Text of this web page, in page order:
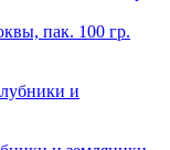
пак. 100 гр.